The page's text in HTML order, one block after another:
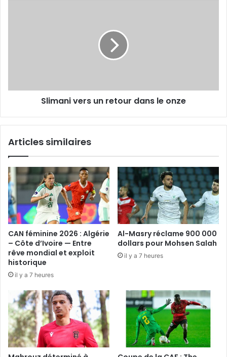
Slimani vers un retour dans le onze
Articles similaires
CAN féminine 2026 : Algérie
– Côte d’Ivoire — Entre
rêve mondial et exploit
historique
il y a 7 heures
Al-Masry réclame 900 000
dollars pour Mohsen Salah
il y a 7 heures